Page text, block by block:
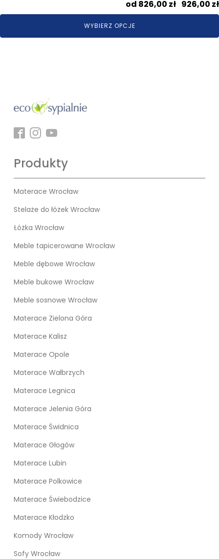
826,00 zł 926,00 zł
WYBIERZ OPCJE
Produkty
Materace Wrocław
Stelaże do łóżek Wrocław
Łóżka Wrocław
Meble tapicerowane Wrocław
Meble dębowe Wrocław
Meble bukowe Wrocław
Meble sosnowe Wrocław
Materace Zielona Góra
Materace Kalisz
Materace Opole
Materace Wałbrzych
Materace Legnica
Materace Jelenia Góra
Materace Świdnica
Materace Głogów
Materace Lubin
Materace Polkowice
Materace Świebodzice
Materace Kłodzko
Komody Wrocław
Sofy Wrocław